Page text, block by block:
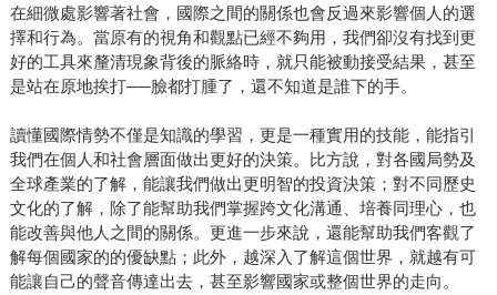
在細微處影響著社會，國際之間的關係也會反過來影響個人的選
擇和行為。當原有的視角和觀點已經不夠用，我們卻沒有找到更
好的工具來釐清現象背後的脈絡時，就只能被動接受結果，甚至
是站在原地挨打──臉都打腫了，還不知道是誰下的手。
讀懂國際情勢不僅是知識的學習，更是一種實用的技能，能指引
我們在個人和社會層面做出更好的決策。比方說，對各國局勢及
全球產業的了解，能讓我們做出更明智的投資決策；對不同歷史
文化的了解，除了能幫助我們掌握跨文化溝通、培養同理心，也
能改善與他人之間的關係。更進一步來說，還能幫助我們客觀了
解每個國家的的優缺點；此外，越深入了解這個世界，就越有可
能讓自己的聲音傳達出去，甚至影響國家或整個世界的走向。